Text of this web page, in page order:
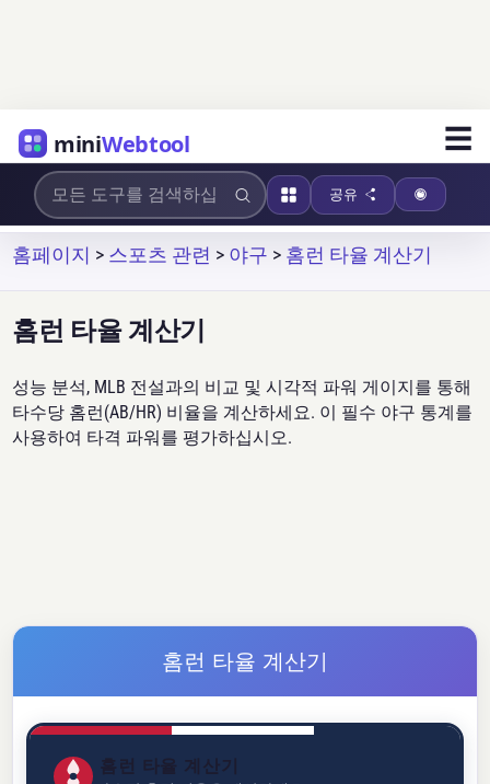
miniWebtool ☰
공유
홈페이지 > 스포츠 관련 > 야구 > 홈런 타율 계산기
홈런 타율 계산기
성능 분석, MLB 전설과의 비교 및 시각적 파워 게이지를 통해
타수당 홈런(AB/HR) 비율을 계산하세요. 이 필수 야구 통계를
사용하여 타격 파워를 평가하십시오.
홈런 타율 계산기
홈런 타율 계산기